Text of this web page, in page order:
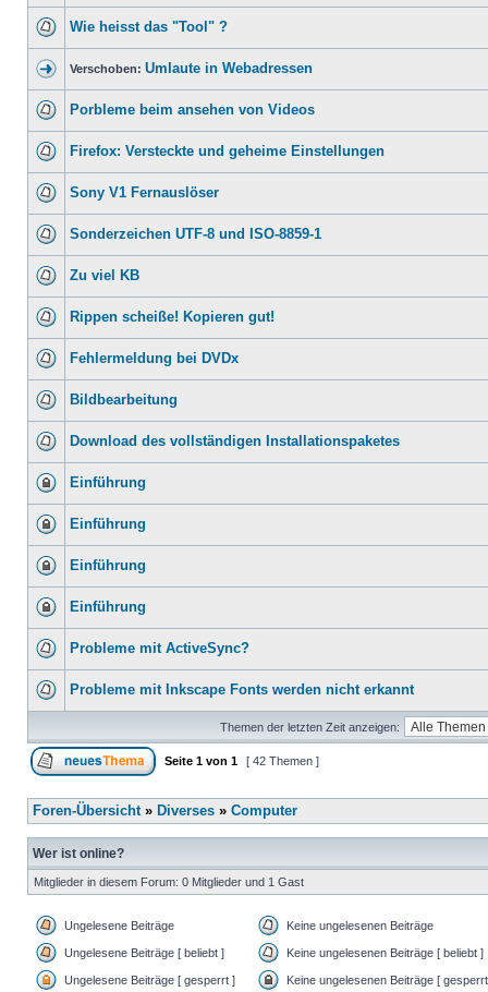
Wie heisst das "Tool" ?
Verschoben: Umlaute in Webadressen
Porbleme beim ansehen von Videos
Firefox: Versteckte und geheime Einstellungen
Sony V1 Fernauslöser
Sonderzeichen UTF-8 und ISO-8859-1
Zu viel KB
Rippen scheiße! Kopieren gut!
Fehlermeldung bei DVDx
Bildbearbeitung
Download des vollständigen Installationspaketes
Einführung
Einführung
Einführung
Einführung
Probleme mit ActiveSync?
Probleme mit Inkscape Fonts werden nicht erkannt
Themen der letzten Zeit anzeigen:
Seite 1 von 1 [ 42 Themen ]
Foren-Übersicht» Diverses » Computer
Wer ist online?
Mitglieder in diesem Forum: 0 Mitglieder und 1 Gast
Ungelesene Beiträge Keine ungelesenen Beiträge
Ungelesene Beiträge [ beliebt ] Keine ungelesenen Beiträge [ beliebt ]
Ungelesene Beiträge [ gesperrt ] Keine ungelesenen Beiträge [